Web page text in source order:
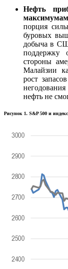
Нефть
порция
буровых
добыча в
поддержку
стороны
Малайзии
рост
нефть не
Рисунок 1. S&P 500 и